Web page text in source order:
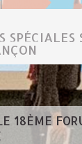
SPÉCIALES
18ÈME